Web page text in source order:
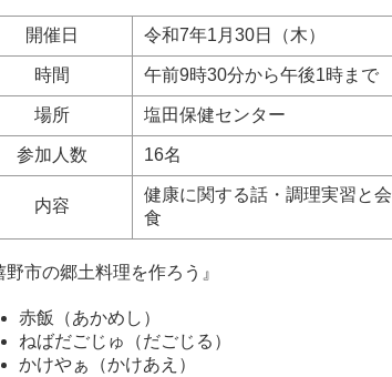
開催日 令和7年1月30日（木）
時間 午前9時30分から午後1時まで
場所 塩田保健センター
参加人数 16名
内容
健康に関する話・調理実習と会
食
野市の郷土料理を作ろう』
赤飯（あかめし）
ねばだごじゅ（だごじる）
かけやぁ（かけあえ）